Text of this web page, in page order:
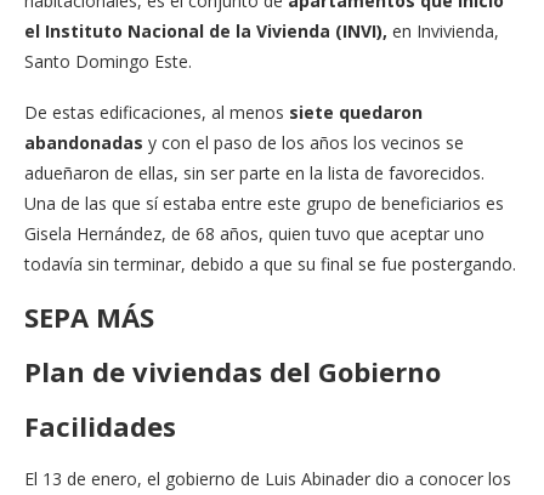
el Instituto Nacional de la Vivienda (INVI), en Invivienda,
Santo Domingo Este.
De estas edificaciones, al menos siete quedaron
abandonadas y con el paso de los años los vecinos se
adueñaron de ellas, sin ser parte en la lista de favorecidos.
Una de las que sí estaba entre este grupo de beneficiarios es
Gisela Hernández, de 68 años, quien tuvo que aceptar uno
todavía sin terminar, debido a que su final se fue postergando.
SEPA MÁS
Plan de viviendas del Gobierno
Facilidades
El 13 de enero, el gobierno de Luis Abinader dio a conocer los